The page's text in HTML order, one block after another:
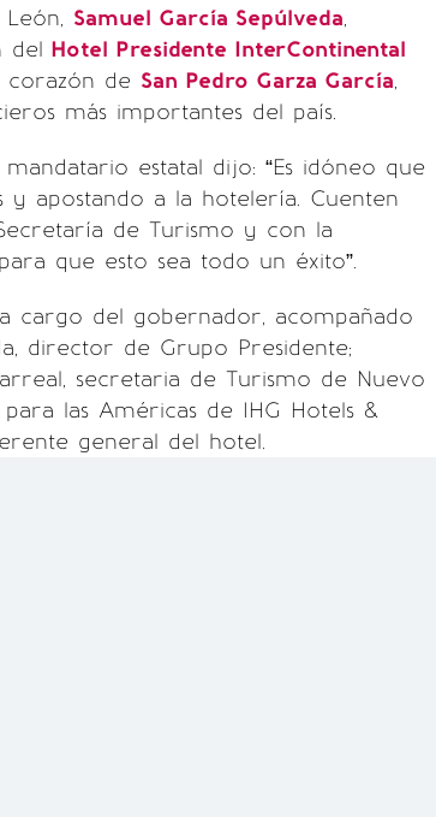
Samuel García Sepúlveda,
del Hotel Presidente InterContinental
corazón de San Pedro Garza García,
más importantes del país.
estatal dijo: “Es idóneo que
y apostando a la hotelería. Cuenten
de Turismo y con la
que esto sea todo un éxito”.
cargo del gobernador, acompañado
director de Grupo Presidente;
secretaria de Turismo de Nuevo
las Américas de IHG Hotels &
general del hotel.